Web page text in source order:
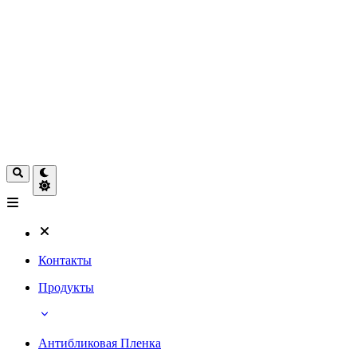
Контакты
Продукты
Антибликовая Пленка